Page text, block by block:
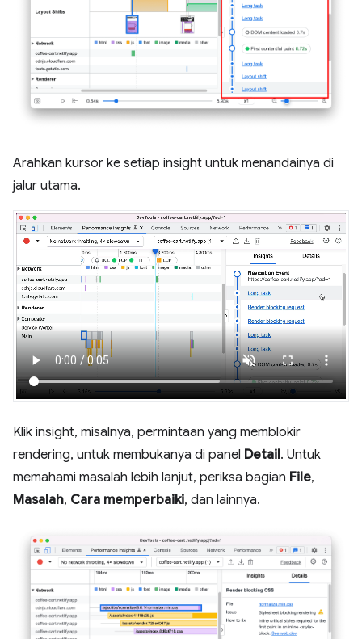
Arahkan kursor ke setiap insight untuk menandainya di
jalur utama.
Klik insight, misalnya, permintaan yang memblokir
rendering, untuk membukanya di panel Detail. Untuk
memahami masalah lebih lanjut, periksa bagian File,
Masalah, Cara memperbaiki, dan lainnya.